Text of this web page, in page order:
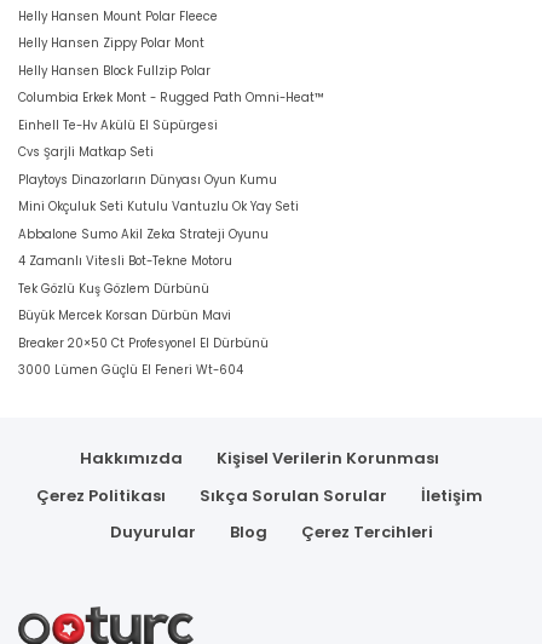
Helly Hansen Mount Polar Fleece
Helly Hansen Zippy Polar Mont
Helly Hansen Block Fullzip Polar
Columbia Erkek Mont - Rugged Path Omni-Heat™
Einhell Te-Hv Akülü El Süpürgesi
Cvs Şarjli Matkap Seti
Playtoys Dinazorların Dünyası Oyun Kumu
Mini Okçuluk Seti Kutulu Vantuzlu Ok Yay Seti
Abbalone Sumo Akil Zeka Strateji Oyunu
4 Zamanlı Vitesli Bot-Tekne Motoru
Tek Gözlü Kuş Gözlem Dürbünü
Büyük Mercek Korsan Dürbün Mavi
Breaker 20×50 Ct Profesyonel El Dürbünü
3000 Lümen Güçlü El Feneri Wt-604
Hakkımızda
Kişisel Verilerin Korunması
Çerez Politikası
Sıkça Sorulan Sorular
İletişim
Duyurular
Blog Çerez Tercihleri